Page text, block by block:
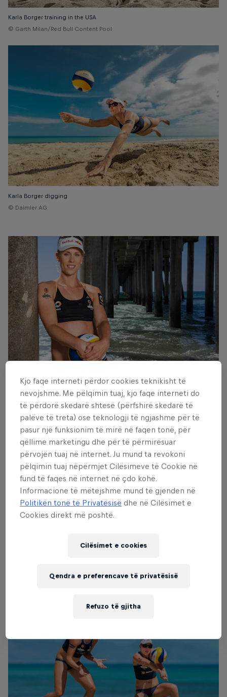
Karla Borger training in the USA
© Garth Milan/Red Bull Content Pool
Karla Borger digging
© Daimler AG
Karla Borger
© Garth Milan / Red Bull Content Pool
Kjo faqe interneti përdor cookies teknikisht të
nevojshme. Me pëlqimin tuaj, kjo faqe interneti do
të përdorë skedarë shtesë (përfshirë skedarë të
palëve të treta) ose teknologji të ngjashme për të
pasur një funksionim të mirë në faqen tonë, për
qëllime marketingu dhe për të përmirësuar
përvojën tuaj në internet. Ju mund ta revokoni
pëlqimin tuaj nëpërmjet Cilësimeve të Cookie në
fund të faqes në internet në çdo kohë.
Informacione të mëtejshme mund të gjenden në
Politikën tonë të Privatësisë dhe në Cilësimet e
Cookies direkt më poshtë.
Cilësimet e cookies
Refuzo të gjitha
Qendra e preferencave të privatësisë